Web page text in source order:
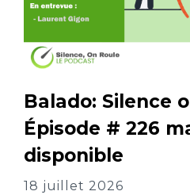
Balado: Silence
Épisode # 226
disponible
18 juillet 2026